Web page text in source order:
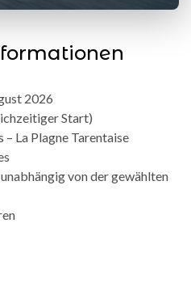
2026
Start)
La Plagne Tarentaise
von der gewählten